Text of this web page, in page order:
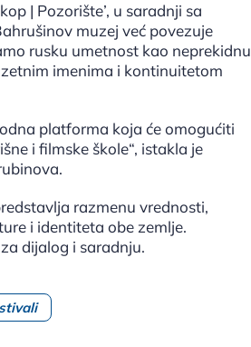
| Pozorište’, u saradnji sa
muzej već povezuje
rusku umetnost kao neprekidnu
imenima i kontinuitetom
platforma koja će omogućiti
i filmske škole“, istakla je
razmenu vrednosti,
i identiteta obe zemlje.
dijalog i saradnju.